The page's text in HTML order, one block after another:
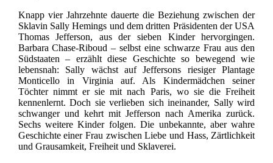
Knapp vier Jahrzehnte dauerte die Beziehung zwischen der
Sklavin Sally Hemings und dem dritten Präsidenten der USA
Thomas Jefferson, aus der sieben Kinder hervorgingen.
Barbara Chase-Riboud – selbst eine schwarze Frau aus den
Südstaaten – erzählt diese Geschichte so bewegend wie
lebensnah: Sally wächst auf Jeffersons riesiger Plantage
Monticello in Virginia auf. Als Kindermädchen seiner
Töchter nimmt er sie mit nach Paris, wo sie die Freiheit
kennenlernt. Doch sie verlieben sich ineinander, Sally wird
schwanger und kehrt mit Jefferson nach Amerika zurück.
Sechs weitere Kinder folgen. Die unbekannte, aber wahre
Geschichte einer Frau zwischen Liebe und Hass, Zärtlichkeit
und Grausamkeit, Freiheit und Sklaverei.